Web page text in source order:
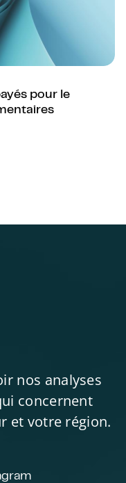
pour le décompte des
pour le
nos analyses
concernent
et votre région.